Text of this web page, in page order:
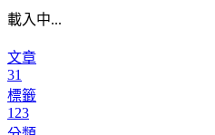
載入中...
文章
31
標籤
123